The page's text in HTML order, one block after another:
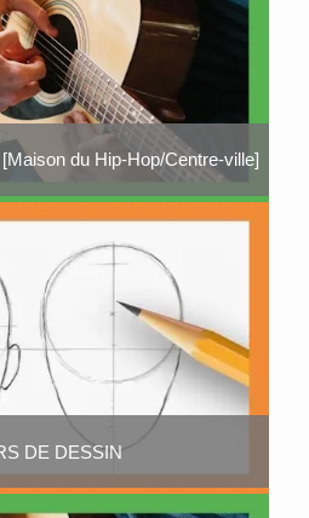
du Hip-Hop/Centre-ville]
DE DESSIN